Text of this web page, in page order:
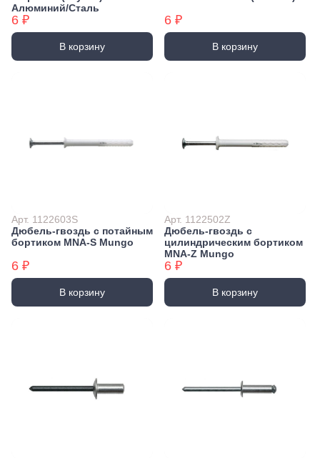
Алюминий/Сталь
6 ₽
В корзину
6 ₽
В корзину
Арт. 1122603S
Дюбель-гвоздь с потайным
бортиком MNA-S Mungo
6 ₽
В корзину
Арт. 1122502Z
Дюбель-гвоздь с
цилиндрическим бортиком
MNA-Z Mungo
6 ₽
В корзину